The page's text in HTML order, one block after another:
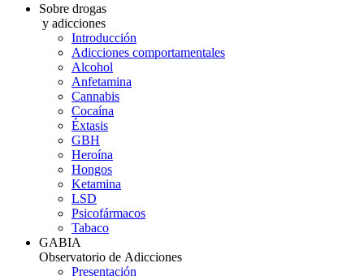
Sobre drogas
y adicciones
Introducción
Adicciones comportamentales
Alcohol
Anfetamina
Cannabis
Cocaína
Éxtasis
GBH
Heroína
Hongos
Ketamina
LSD
Psicofármacos
Tabaco
GABIA
Observatorio de Adicciones
Presentación